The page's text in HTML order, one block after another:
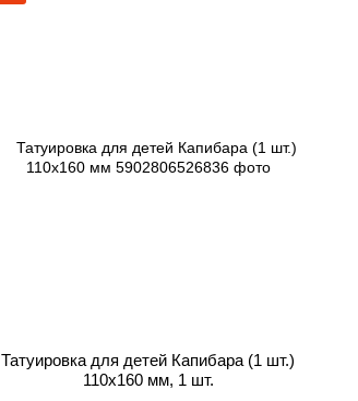
Татуировка для детей Капибара (1 шт.)
110х160 мм, 1 шт.